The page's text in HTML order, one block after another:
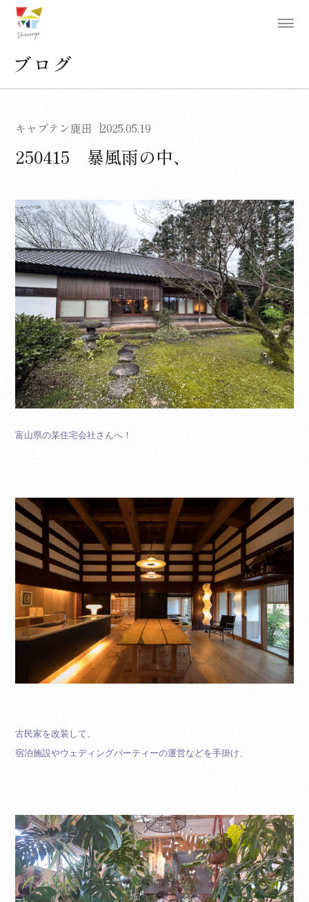
ブログ
キャプテン鹿田 2025.05.19
250415 暴風雨の中、
富山県の某住宅会社さんへ！
古民家を改装して、
宿泊施設やウェディングパーティーの運営などを手掛け、